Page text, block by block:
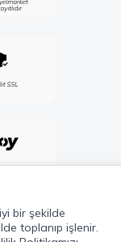
bir şekilde
toplanıp işlenir.